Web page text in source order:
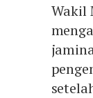
Wakil